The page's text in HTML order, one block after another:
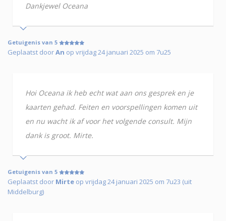
Dankjewel Oceana
Getuigenis van 5
Geplaatst doorAn op vrijdag 24 januari 2025 om 7u25
Hoi Oceana ik heb echt wat aan ons gesprek en je
kaarten gehad. Feiten en voorspellingen komen uit
en nu wacht ik af voor het volgende consult. Mijn
dank is groot. Mirte.
Getuigenis van 5
Geplaatst door Mirte op vrijdag 24 januari 2025 om 7u23 (uit
Middelburg)